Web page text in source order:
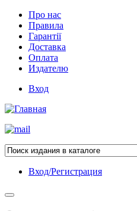
Про нас
Правила
Гарантії
Доставка
Оплата
Издателю
Вход
Вход/Регистрация